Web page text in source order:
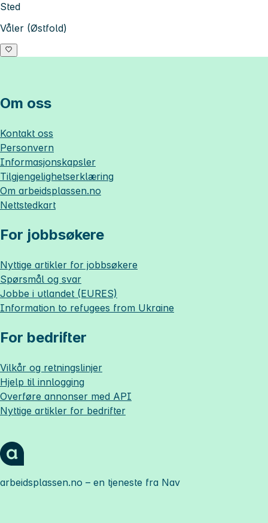
Sted
Våler (Østfold)
Om oss
Kontakt oss
Personvern
Informasjonskapsler
Tilgjengelighetserklæring
Om arbeidsplassen.no
Nettstedkart
For jobbsøkere
Nyttige artikler for jobbsøkere
Spørsmål og svar
Jobbe i utlandet (EURES)
Information to refugees from Ukraine
For bedrifter
Vilkår og retningslinjer
Hjelp til innlogging
Overføre annonser med API
Nyttige artikler for bedrifter
arbeidsplassen.no – en tjeneste fra Nav